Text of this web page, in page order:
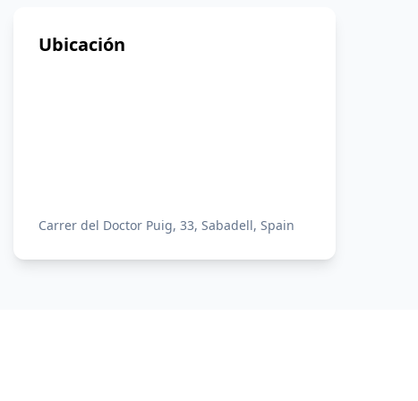
Ubicación
Carrer del Doctor Puig, 33, Sabadell, Spain